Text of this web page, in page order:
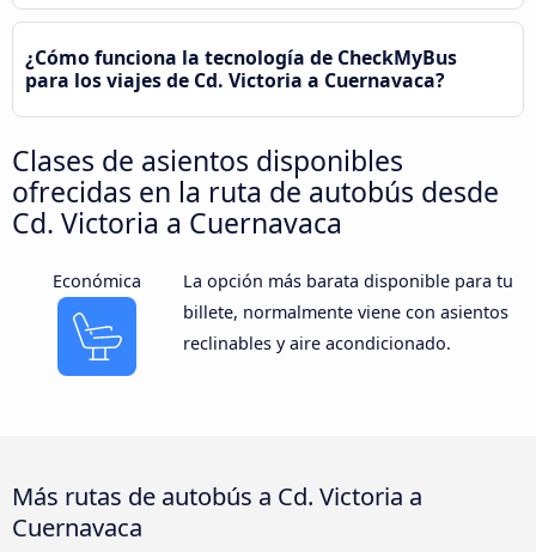
¿Cómo funciona la tecnología de CheckMyBus
para los viajes de Cd. Victoria a Cuernavaca?
Clases de asientos disponibles
ofrecidas en la ruta de autobús desde
Cd. Victoria a Cuernavaca
Económica
La opción más barata disponible para tu
billete, normalmente viene con asientos
reclinables y aire acondicionado.
Más rutas de autobús a Cd. Victoria a
Cuernavaca